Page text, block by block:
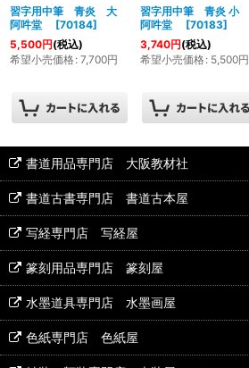
習字用中筆 青炎 大
阿吽堂
[70184]
5,500円(税込)
希望小売価格: 7,700円
習字用中筆 青炎 小
阿吽堂
[70183]
3,740円(税込)
希望小売価格: 5,500円
書道用品専門店 大阪教材社
書道古書専門店 書道古本屋
写経専門店 写経屋
篆刻用品専門店 篆刻屋
水墨道具専門店 水墨画屋
色紙専門店 色紙屋